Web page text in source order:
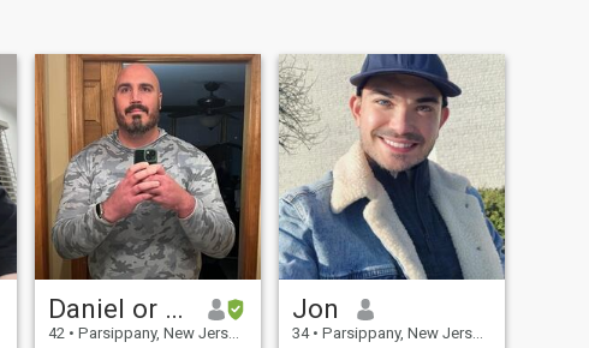
Daniel or Dan
42 • Parsippany, New Jersey, Estados Unidos
Jon
34 • Parsippany, New Jersey, Estados Unidos